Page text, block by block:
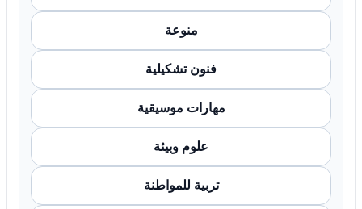
منوعة
فنون تشكيلية
مهارات موسيقية
علوم وبيئة
تربية للمواطنة